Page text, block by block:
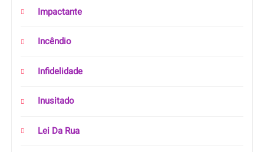
Impactante
Incêndio
Infidelidade
Inusitado
Lei Da Rua